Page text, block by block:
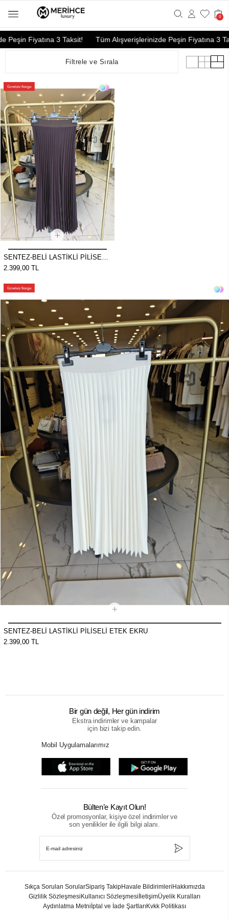
Peşin Fiyatına 3 Taksit! Tüm Alışverişlerinizde Peşin Fiyatına 3
0
Filtrele ve Sırala
SENTEZ-BELİ LASTİKLİ PİLİSELİ
ETEK KAHVE
2.399,00 TL
SENTEZ-BELİ LASTİKLİ PİLİSELİ ETEK EKRU
2.399,00 TL
Bir gün değil, Her gün indirim
Ekstra indirimler ve kampalar
için bizi takip edin.
Mobil Uygulamalarımız
Bülten’e Kayıt Olun!
Özel promosyonlar, kişiye özel indirimler ve
son yenilikler ile ilgili bilgi alanı.
Sıkça Sorulan SorularSipariş TakipHavale Bildirimleri Hakkımızda
Gizlilik Sözleşmesi Kullanıcı Sözleşmesi İletişimÜyelik Kuralları
Aydınlatma Metni İptal ve İade ŞartlarıKvkk Politikası